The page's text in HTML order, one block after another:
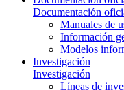
Documentación
Manuales de
Información
Modelos
Investigación
Investigación
Líneas de